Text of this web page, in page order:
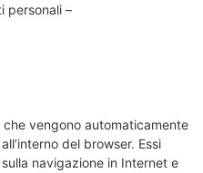
personali –
vengono automaticamente
del browser. Essi
navigazione in Internet e